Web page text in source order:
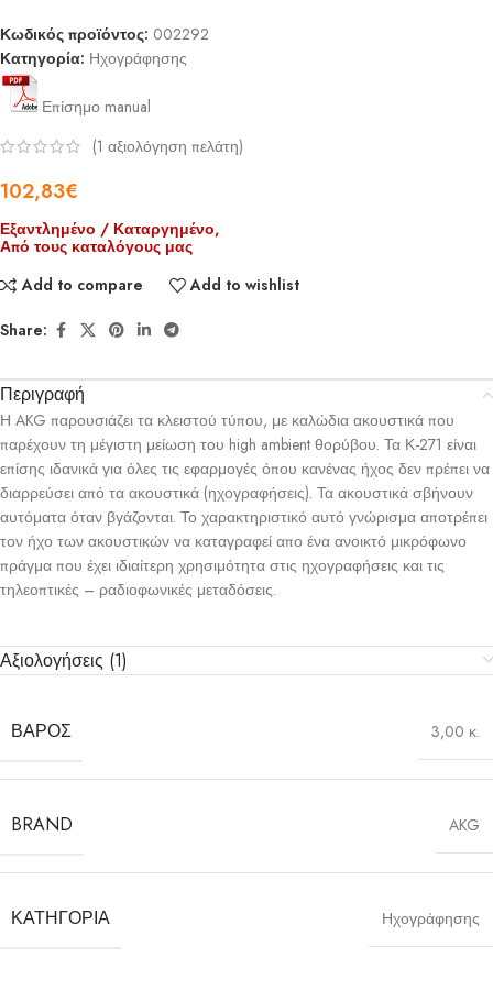
Κωδικός προϊόντος: 002292
Κατηγορία: Ηχογράφησης
Επίσημο manual
(1 αξιολόγηση πελάτη)
102,83€
Εξαντλημένο / Καταργημένο,
Από τους καταλόγους μας
Add to compare
Add to wishlist
Share:
Περιγραφή
Η AKG παρουσιάζει τα κλειστού τύπου, με καλώδια ακουστικά που
παρέχουν τη μέγιστη μείωση του high ambient θορύβου. Τα Κ-271 είναι
επίσης ιδανικά για όλες τις εφαρμογές όπου κανένας ήχος δεν πρέπει να
διαρρεύσει από τα ακουστικά (ηχογραφήσεις). Τα ακουστικά σβήνουν
αυτόματα όταν βγάζονται. Το χαρακτηριστικό αυτό γνώρισμα αποτρέπει
τον ήχο των ακουστικών να καταγραφεί απο ένα ανοικτό μικρόφωνο
πράγμα που έχει ιδιαίτερη χρησιμότητα στις ηχογραφήσεις και τις
τηλεοπτικές – ραδιοφωνικές μεταδόσεις.
Αξιολογήσεις (1)
ΒΆΡΟΣ 3,00 κ.
BRAND AKG
ΚΑΤΗΓΟΡΊΑ Ηχογράφησης